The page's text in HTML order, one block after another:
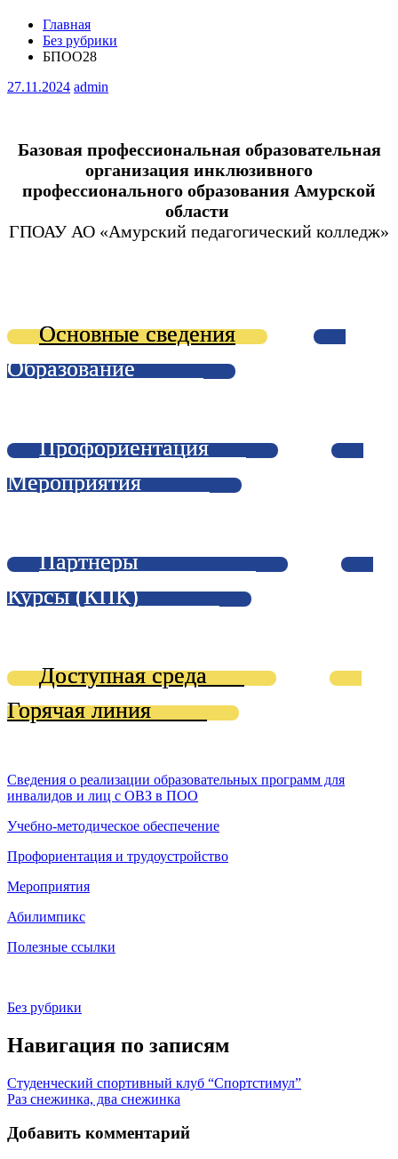
Главная
Без рубрики
БПОО28
27.11.2024 admin
Базовая профессиональная образовательная
организация инклюзивного
профессионального образования Амурской
области
ГПОАУ АО «Амурский педагогический колледж»
Основные сведения
Образование
Профориентация
Мероприятия
Партнёры
Курсы (КПК)
Доступная среда
Горячая линия
Сведения о реализации образовательных программ для
инвалидов и лиц с ОВЗ в ПОО
Учебно-методическое обеспечение
Профориентация и трудоустройство
Мероприятия
Абилимпикс
Полезные ссылки
Без рубрики
Навигация по записям
Студенческий спортивный клуб “Спортстимул”
Раз снежинка, два снежинка
Добавить комментарий